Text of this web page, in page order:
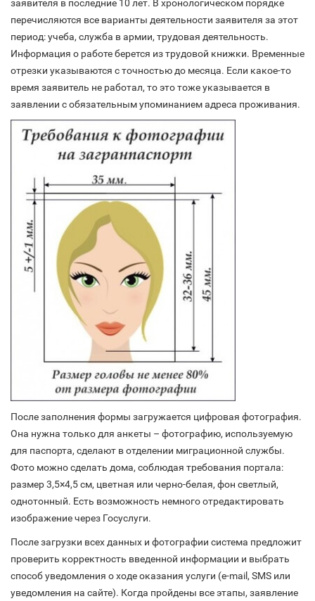
заявителя в последние 10 лет. В хронологическом порядке
перечисляются все варианты деятельности заявителя за этот
период: учеба, служба в армии, трудовая деятельность.
Информация о работе берется из трудовой книжки. Временные
отрезки указываются с точностью до месяца. Если какое-то
время заявитель не работал, то это тоже указывается в
заявлении с обязательным упоминанием адреса проживания.
После заполнения формы загружается цифровая фотография.
Она нужна только для анкеты – фотографию, используемую
для паспорта, сделают в отделении миграционной службы.
Фото можно сделать дома, соблюдая требования портала:
размер 3,5×4,5 см, цветная или черно-белая, фон светлый,
однотонный. Есть возможность немного отредактировать
изображение через Госуслуги.
После загрузки всех данных и фотографии система предложит
проверить корректность введенной информации и выбрать
способ уведомления о ходе оказания услуги (e-mail, SMS или
уведомления на сайте). Когда пройдены все этапы, заявление